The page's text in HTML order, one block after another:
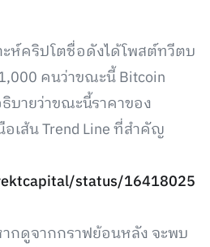
ะห์คริปโตชื่อดังได้โพสต์ทวีตบ
คนว่าขณะนี้ Bitcoin
บายว่าขณะนี้ราคาของ
เส้น Trend Line ที่สำคัญ
status/16418025
ากดูจากกราฟย้อนหลัง จะพบ